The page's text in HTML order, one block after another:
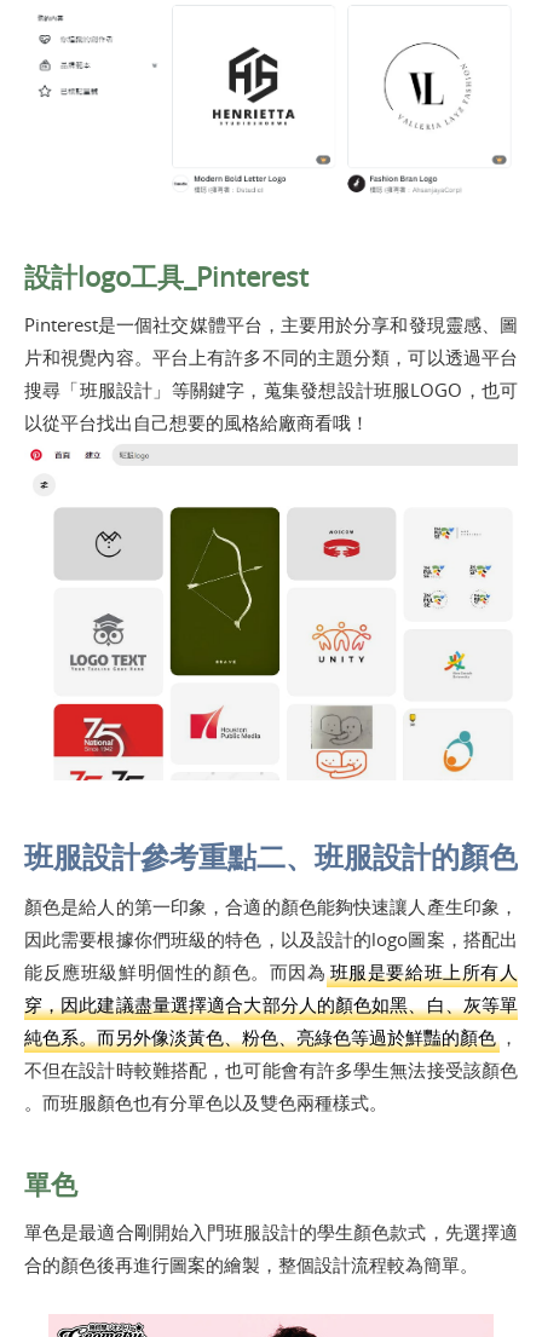
設計logo工具_Pinterest
Pinterest是一個社交媒體平台，主要用於分享和發現靈感、圖
片和視覺內容。平台上有許多不同的主題分類，可以透過平台
搜尋「班服設計」等關鍵字，蒐集發想設計班服LOGO，也可
以從平台找出自己想要的風格給廠商看哦！
班服設計參考重點二、班服設計的顏色
顏色是給人的第一印象，合適的顏色能夠快速讓人產生印象，
因此需要根據你們班級的特色，以及設計的logo圖案，搭配出
能反應班級鮮明個性的顏色。而因為 班服是要給班上所有人
穿，因此建議盡量選擇適合大部分人的顏色如黑、白、灰等單
純色系。而另外像淡黃色、粉色、亮綠色等過於鮮豔的顏色 ，
不但在設計時較難搭配，也可能會有許多學生無法接受該顏色
。而班服顏色也有分單色以及雙色兩種樣式。
單色
單色是最適合剛開始入門班服設計的學生顏色款式，先選擇適
合的顏色後再進行圖案的繪製，整個設計流程較為簡單。